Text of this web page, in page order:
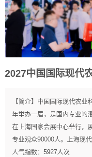
2027中国国际现代
【简介】 中国国际现代农业
年举办一届，是国内专业的
在上海国家会展中心举行，
专业观众90000人。上海现
人气指数： 5927人次